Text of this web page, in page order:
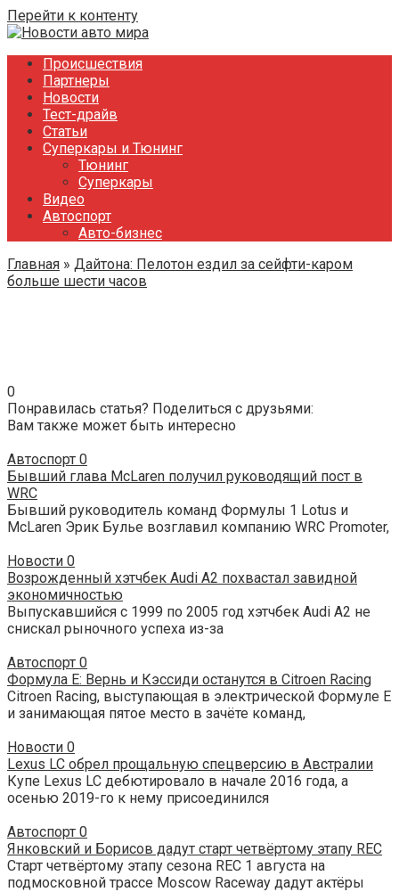
Перейти к контенту
Происшествия
Партнеры
Новости
Тест-драйв
Статьи
Суперкары и Тюнинг
Тюнинг
Суперкары
Видео
Автоспорт
Авто-бизнес
Главная » Дайтона: Пелотон ездил за сейфти-каром
больше шести часов
0
Понравилась статья? Поделиться с друзьями:
Вам также может быть интересно
Автоспорт 0
Бывший глава McLaren получил руководящий пост в
WRC
Бывший руководитель команд Формулы 1 Lotus и
McLaren Эрик Булье возглавил компанию WRC Promoter,
Новости 0
Возрожденный хэтчбек Audi A2 похвастал завидной
экономичностью
Выпускавшийся с 1999 по 2005 год хэтчбек Audi A2 не
снискал рыночного успеха из-за
Автоспорт 0
Формула Е: Вернь и Кэссиди останутся в Citroen Racing
Citroen Racing, выступающая в электрической Формуле Е
и занимающая пятое место в зачёте команд,
Новости 0
Lexus LC обрел прощальную спецверсию в Австралии
Купе Lexus LC дебютировало в начале 2016 года, а
осенью 2019-го к нему присоединился
Автоспорт 0
Янковский и Борисов дадут старт четвёртому этапу REC
Старт четвёртому этапу сезона REC 1 августа на
подмосковной трассе Moscow Raceway дадут актёры